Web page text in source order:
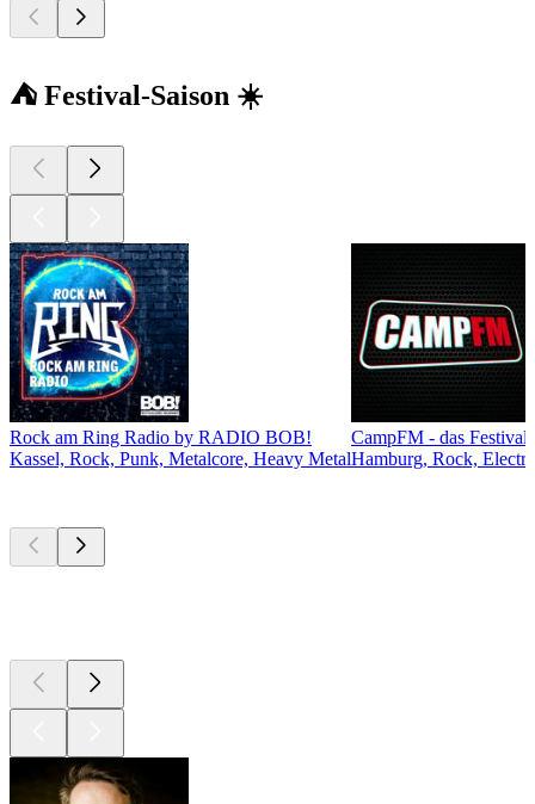
⛺ Festival-Saison ☀️
Rock am Ring Radio by RADIO BOB!
Kassel, Rock, Punk, Metalcore, Heavy Metal
CampFM - das
Hamburg, Rock,